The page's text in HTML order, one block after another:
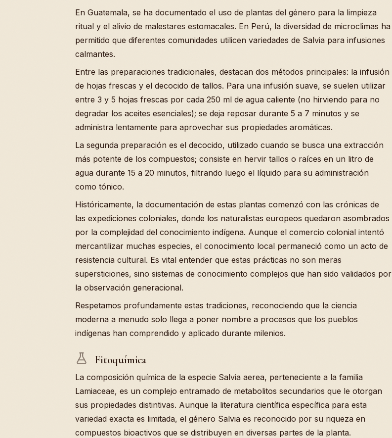
En Guatemala, se ha documentado el uso de plantas del género para la limpieza
ritual y el alivio de malestares estomacales. En Perú, la diversidad de microclimas ha
permitido que diferentes comunidades utilicen variedades de Salvia para infusiones
calmantes.
Entre las preparaciones tradicionales, destacan dos métodos principales: la infusión
de hojas frescas y el decocido de tallos. Para una infusión suave, se suelen utilizar
entre 3 y 5 hojas frescas por cada 250 ml de agua caliente (no hirviendo para no
degradar los aceites esenciales); se deja reposar durante 5 a 7 minutos y se
administra lentamente para aprovechar sus propiedades aromáticas.
La segunda preparación es el decocido, utilizado cuando se busca una extracción
más potente de los compuestos; consiste en hervir tallos o raíces en un litro de
agua durante 15 a 20 minutos, filtrando luego el líquido para su administración
como tónico.
Históricamente, la documentación de estas plantas comenzó con las crónicas de
las expediciones coloniales, donde los naturalistas europeos quedaron asombrados
por la complejidad del conocimiento indígena. Aunque el comercio colonial intentó
mercantilizar muchas especies, el conocimiento local permaneció como un acto de
resistencia cultural. Es vital entender que estas prácticas no son meras
supersticiones, sino sistemas de conocimiento complejos que han sido validados por
la observación generacional.
Respetamos profundamente estas tradiciones, reconociendo que la ciencia
moderna a menudo solo llega a poner nombre a procesos que los pueblos
indígenas han comprendido y aplicado durante milenios.
Fitoquímica
La composición química de la especie Salvia aerea, perteneciente a la familia
Lamiaceae, es un complejo entramado de metabolitos secundarios que le otorgan
sus propiedades distintivas. Aunque la literatura científica específica para esta
variedad exacta es limitada, el género Salvia es reconocido por su riqueza en
compuestos bioactivos que se distribuyen en diversas partes de la planta.